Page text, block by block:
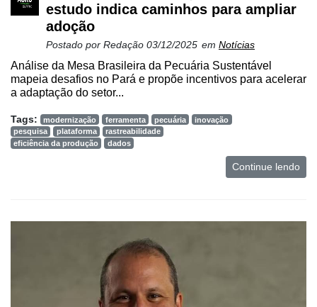
estudo indica caminhos para ampliar
adoção
Postado por Redação 03/12/2025 em Notícias
Análise da Mesa Brasileira da Pecuária Sustentável
mapeia desafios no Pará e propõe incentivos para acelerar
a adaptação do setor...
Tags: modernização ferramenta pecuária
inovação
pesquisa
plataforma
rastreabilidade
eficiência da produção
dados
Continue lendo